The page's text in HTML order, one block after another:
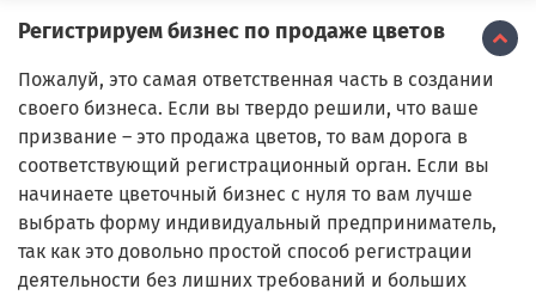
Регистрируем бизнес по продаже цветов
Пожалуй, это самая ответственная часть в создании
своего бизнеса. Если вы твердо решили, что ваше
призвание – это продажа цветов, то вам дорога в
соответствующий регистрационный орган. Если вы
начинаете цветочный бизнес с нуля то вам лучше
выбрать форму индивидуальный предприниматель,
так как это довольно простой способ регистрации
деятельности без лишних требований и больших